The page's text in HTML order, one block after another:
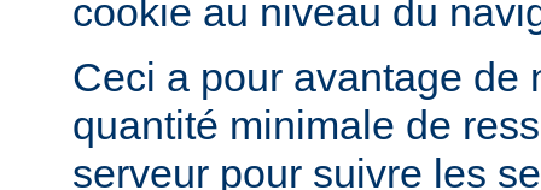
cookie au niveau du
Ceci a pour avantage de
quantité minimale de
serveur pour suivre les